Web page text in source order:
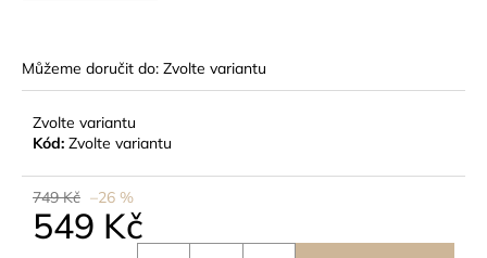
Můžeme doručit do: Zvolte variantu
Zvolte variantu
Kód: Zvolte variantu
749 Kč –26 %
549 Kč